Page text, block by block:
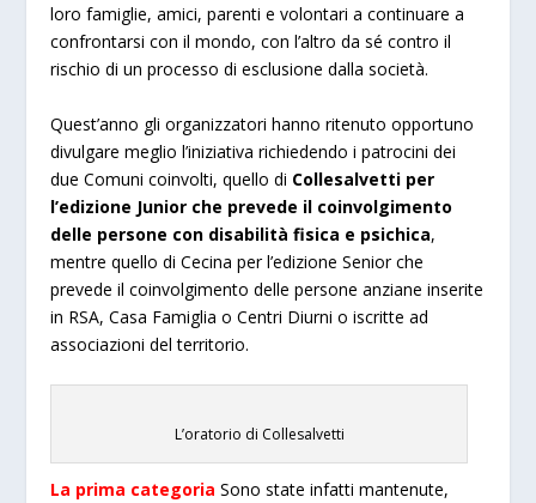
loro famiglie, amici, parenti e volontari a continuare a
confrontarsi con il mondo, con l’altro da sé contro il
rischio di un processo di esclusione dalla società.
Quest’anno gli organizzatori hanno ritenuto opportuno
divulgare meglio l’iniziativa richiedendo i patrocini dei
due Comuni coinvolti, quello di Collesalvetti per
l’edizione Junior che prevede il coinvolgimento
delle persone con disabilità fisica e psichica,
mentre quello di Cecina per l’edizione Senior che
prevede il coinvolgimento delle persone anziane inserite
in RSA, Casa Famiglia o Centri Diurni o iscritte ad
associazioni del territorio.
L’oratorio di Collesalvetti
La prima categoriaSono state infatti mantenute,